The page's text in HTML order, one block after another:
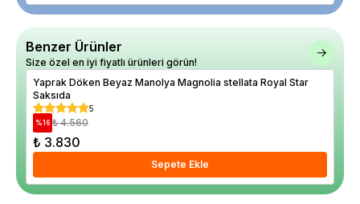
Benzer Ürünler
Size özel en iyi fiyatlı ürünleri görün!
Yaprak Döken Beyaz Manolya Magnolia stellata Royal Star
Saksıda
5
%16 ₺ 4.560
₺ 3.830
Sepete Ekle